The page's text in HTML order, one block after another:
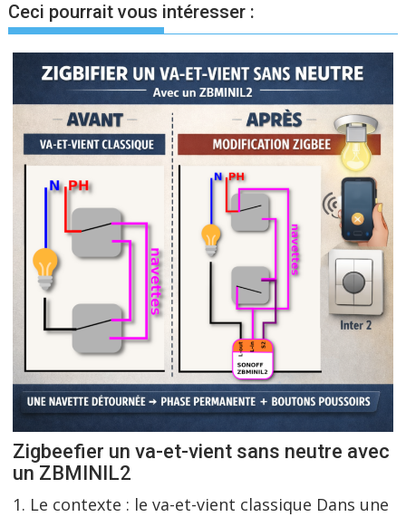
Ceci pourrait vous intéresser :
Zigbeefier un va-et-vient sans neutre avec
un ZBMINIL2
1. Le contexte : le va-et-vient classique Dans une